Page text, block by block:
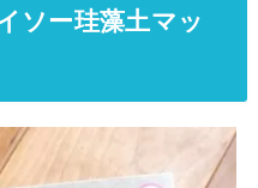
ソー珪藻土マッ